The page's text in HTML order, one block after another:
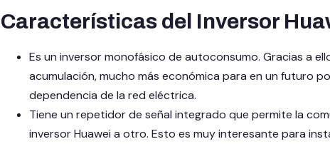
Características del Inversor
Es un inversor monofásico de autoconsumo. Gracias a
acumulación, mucho más económica para en un futuro
dependencia de la red eléctrica.
Tiene un repetidor de señal integrado que permite la
inversor Huawei a otro. Esto es muy interesante para